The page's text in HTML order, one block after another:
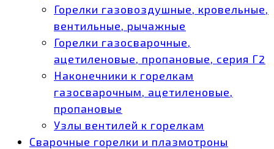
Горелки газовоздушные, кровельные,
вентильные, рычажные
Горелки газосварочные,
ацетиленовые, пропановые, серия Г2
Наконечники к горелкам
газосварочным, ацетиленовые,
пропановые
Узлы вентилей к горелкам
Сварочные горелки и плазмотроны